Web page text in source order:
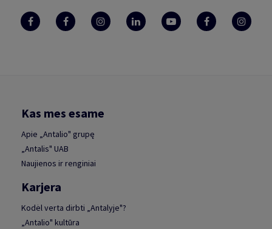
Kas mes esame
Apie „Antalio" grupę
„Antalis" UAB
Naujienos ir renginiai
Karjera
Kodėl verta dirbti „Antalyje"?
„Antalio" kultūra